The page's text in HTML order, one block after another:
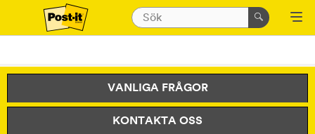
VANLIGA FRÅGOR
KONTAKTA OSS